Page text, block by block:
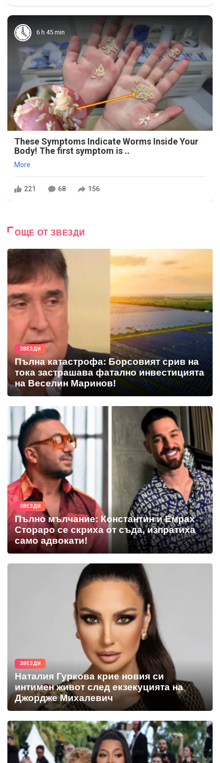
6 h 45 min
These Symptoms Indicate Worms Inside Your
Body! The first symptom is ..
More
221 68 156
ОЩЕ ОТ ЗВЕЗДИ
ЗВЕЗДИ
Пълна катастрофа: Борсовият срив на
тока застрашава фатално инвестицията
на Веселин Маринов!
ЗВЕЗДИ
Пълно мълчание: Константин и Емрах
Стораро се скриха от съда, изпратиха
само адвокати!
ЗВЕЗДИ
Наталия Гуркова крие новия си
интимен живот след екзекуцията на
Джордже Михалевич